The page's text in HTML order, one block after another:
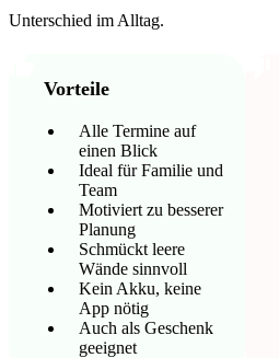
Unterschied im Alltag.
Vorteile
Alle Termine auf
einen Blick
Ideal für Familie und
Team
Motiviert zu besserer
Planung
Schmückt leere
Wände sinnvoll
Kein Akku, keine
App nötig
Auch als Geschenk
geeignet